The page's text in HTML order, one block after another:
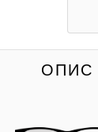
ОПИС